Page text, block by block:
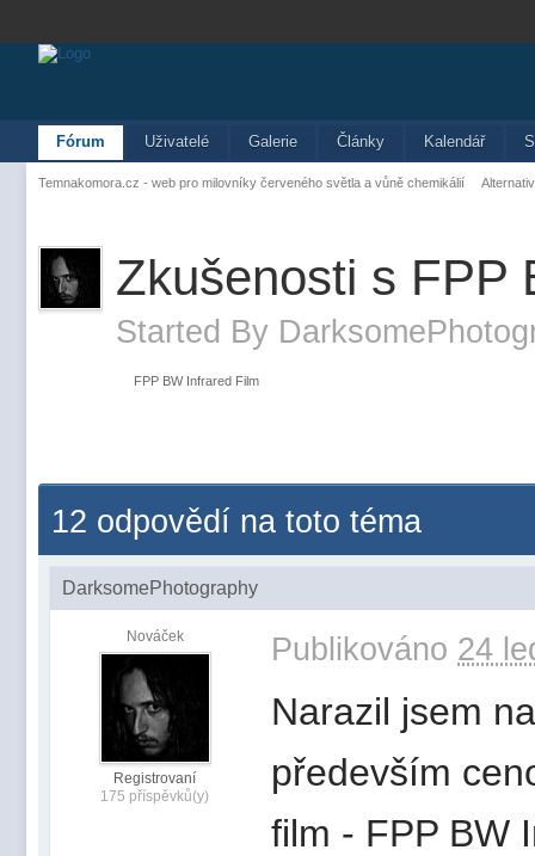
Fórum Uživatelé Galerie Články Kalendář
Temnakomora.cz - web pro milovníky červeného světla a vůně chemikálií
Zkušenosti s FPP
Started By
FPP BW Infrared Film
12 odpovědí na toto téma
DarksomePhotography
Nováček
Registrovaní
175 příspěvků(y)
Publikováno 24
Narazil jsem
především
film - FPP BW